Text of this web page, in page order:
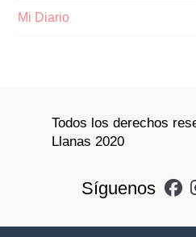
Mi Diario
Todos los derechos
Llanas 2020
Síguenos